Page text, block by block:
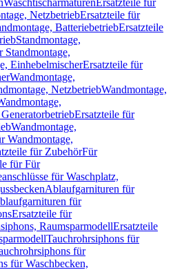
Waschtischarmaturen Ersatzteile für
NetzbetriebErsatzteile für
BatteriebetriebErsatzteile
Standmontage,
Standmontage,
EinhebelmischerErsatzteile für
Wandmontage,
NetzbetriebWandmontage,
Ersatzteile für
Wandmontage,
Wandmontage,
für ZubehörFür
für Für
für Waschplatz,
Ablaufgarnituren für
für
Ersatzteile für
RaumsparmodellErsatzteile
Tauchrohrsiphons für
für
für Waschbecken,